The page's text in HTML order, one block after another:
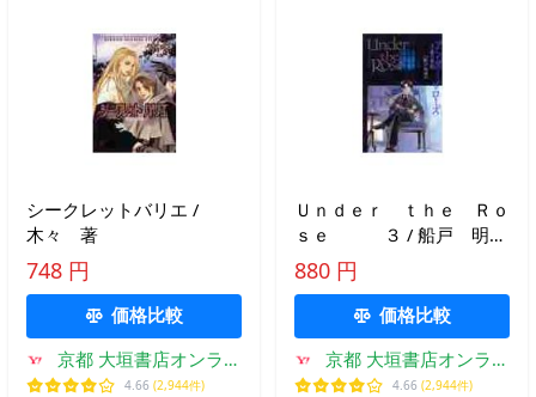
シークレットバリエ /
木々 著
748 円
価格比較
京都 大垣書店オンライ
ン
4.66 (2,944件)
Ｕｎｄｅｒ ｔｈｅ Ｒｏ
ｓｅ ３ / 船戸 明
里 著
880 円
価格比較
京都 大垣書店オンライ
ン
4.66 (2,944件)